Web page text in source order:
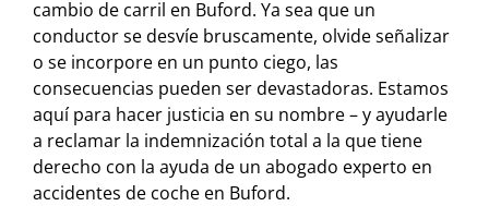
cambio de carril en Buford. Ya sea que un
conductor se desvíe bruscamente, olvide señalizar
o se incorpore en un punto ciego, las
consecuencias pueden ser devastadoras. Estamos
aquí para hacer justicia en su nombre – y ayudarle
a reclamar la indemnización total a la que tiene
derecho con la ayuda de un abogado experto en
accidentes de coche en Buford.